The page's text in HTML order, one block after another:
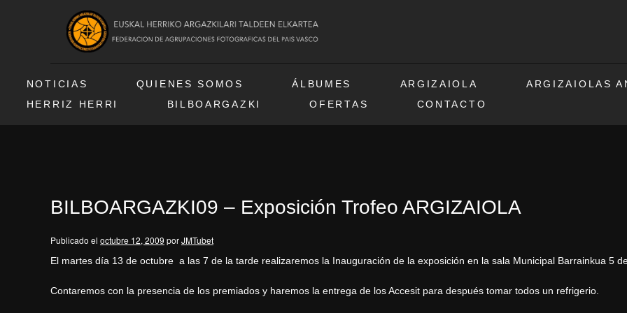
NOTICIAS QUIENES SOMOS ÁLBUMES ARGIZAIOLA ARGIZAIOLAS
HERRIZ HERRI
BILBOARGAZKI OFERTAS CONTACTO
BILBOARGAZKI09 – Exposición Trofeo ARGIZAIOLA
Publicado el octubre 12, 2009 porJMTubet
El martes día 13 de octubre a las 7 de la tarde realizaremos la Inauguración de la exposición en la sala Municipal Barrainkua 5 de
Contaremos con la presencia de los premiados y haremos la entrega de los Accesit para después tomar todos un refrigerio.